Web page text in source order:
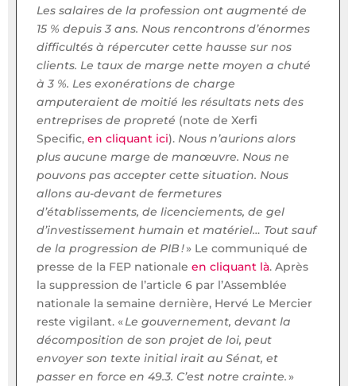
Les salaires de la profession ont augmenté de
15 % depuis 3 ans. Nous rencontrons d’énormes
difficultés à répercuter cette hausse sur nos
clients. Le taux de marge nette moyen a chuté
à 3 %. Les exonérations de charge
amputeraient de moitié les résultats nets des
entreprises de propreté (note de Xerfi
Specific, en cliquant ici). Nous n’aurions alors
plus aucune marge de manœuvre. Nous ne
pouvons pas accepter cette situation. Nous
allons au-devant de fermetures
d’établissements, de licenciements, de gel
d’investissement humain et matériel… Tout sauf
de la progression de PIB !» Le communiqué de
presse de la FEP nationale en cliquant là. Après
la suppression de l’article 6 par l’Assemblée
nationale la semaine dernière, Hervé Le Mercier
reste vigilant. «Le gouvernement, devant la
décomposition de son projet de loi, peut
envoyer son texte initial irait au Sénat, et
passer en force en 49.3. C’est notre crainte.»